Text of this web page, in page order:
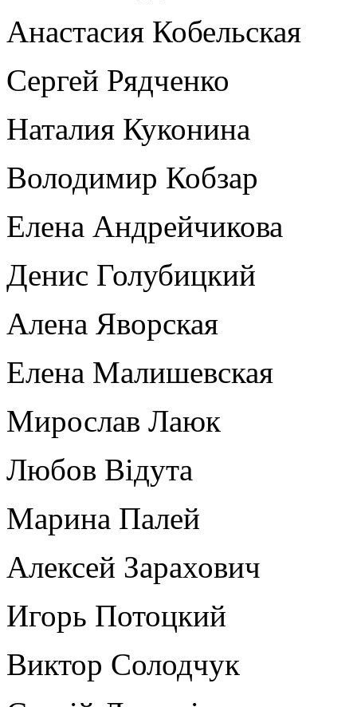
Анастасия Кобельская
Сергей Рядченко
Наталия Куконина
Володимир Кобзар
Елена Андрейчикова
Денис Голубицкий
Алена Яворская
Елена Малишевская
Мирослав Лаюк
Любов Відута
Марина Палей
Алексей Зарахович
Игорь Потоцкий
Виктор Солодчук